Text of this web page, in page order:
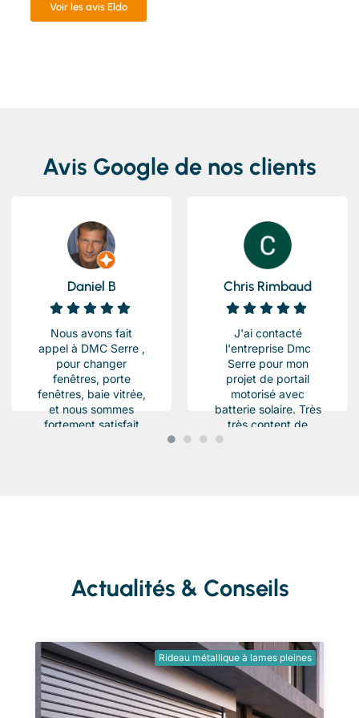
Voir les avis Eldo
Avis Google de nos clients
Daniel B
Nous avons fait
appel à DMC Serre ,
pour changer
fenêtres, porte
fenêtres, baie vitrée,
et nous sommes
fortement satisfait
Chris Rimbaud
J'ai contacté
l'entreprise Dmc
Serre pour mon
projet de portail
motorisé avec
batterie solaire. Très
très content de
l'équipe Beau travail
Actualités & Conseils
Rideau métallique à lames pleines